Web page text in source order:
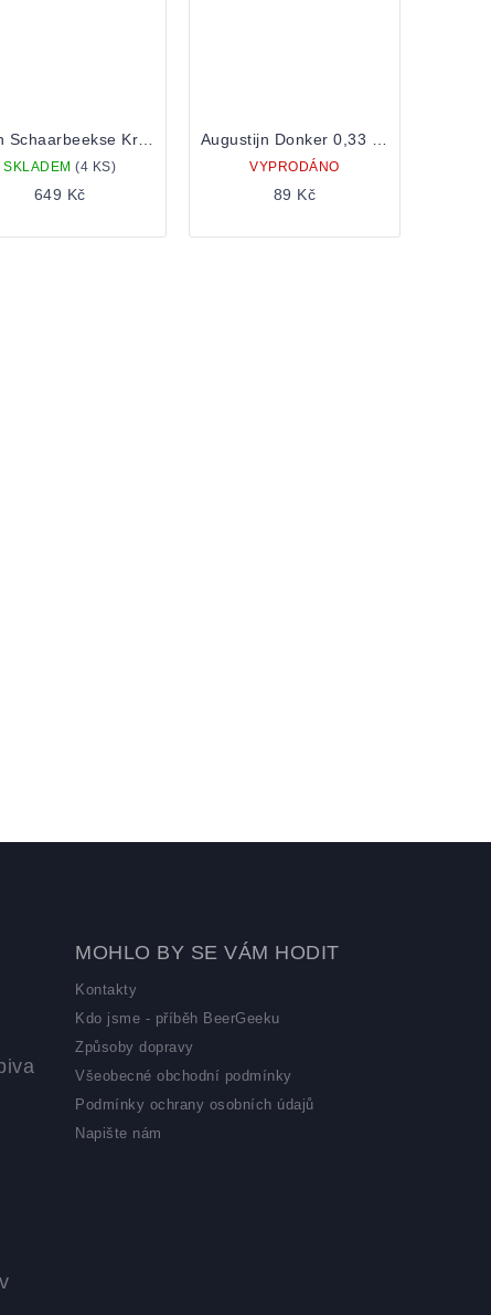
SKLADEM(4 KS)
649 Kč
VYPRODÁNO
89 Kč
MOHLO BY SE VÁM HODIT
Kontakty
Kdo jsme - příběh BeerGeeku
Způsoby dopravy
Všeobecné obchodní podmínky
Podmínky ochrany osobních údajů
Napište nám